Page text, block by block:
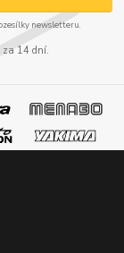
newsletteru.
za 14 dní.